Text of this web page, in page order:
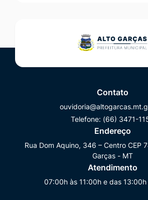
Contato
Telefone: (66) 3471-
Endereço
Rua Dom Aquino, 346 – Centro CEP
Garças - MT
Atendimento
07:00h às 11:00h e das